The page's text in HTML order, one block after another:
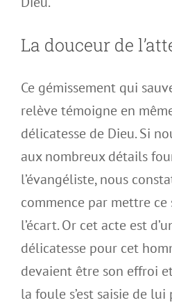
La douceur de
Ce gémissement qui
relève témoigne en
délicatesse de Dieu. Si
aux nombreux détails
l’évangéliste, nous
commence par mettre
l’écart. Or cet acte est
délicatesse pour cet
devaient être son effroi
la foule s’est saisie de